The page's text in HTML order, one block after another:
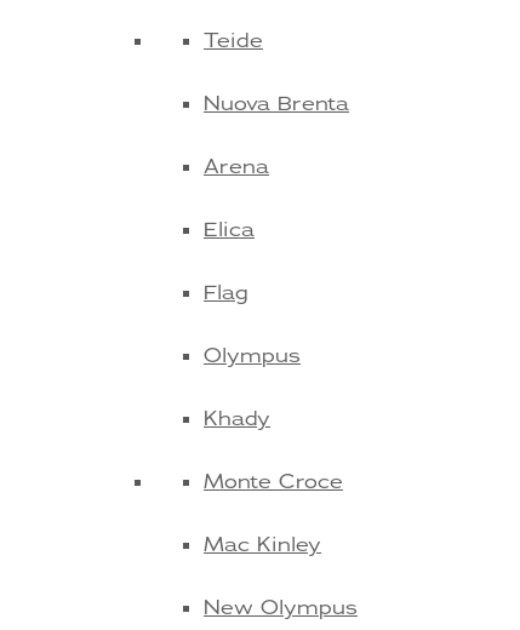
Teide
Nuova Brenta
Arena
Elica
Flag
Olympus
Khady
Monte Croce
Mac Kinley
New Olympus